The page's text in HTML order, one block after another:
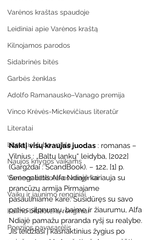
Varėnos kraštas spaudoje
Leidiniai apie Varėnos kraštą
Kilnojamos parodos
Sidabrinės bitės
Garbės ženklas
Adolfo Ramanausko–Vanago premija
Vinco Krėvės-Mickevičiaus literatūr
Literatai
Literatų klubo veikla
Naujos knygos vaikams
Varėnos bibliotekos renginiai
Vaikų ir jaunimo renginiai
Kaimo bibliotekų renginiai
Poezijos pavasarėlis
Naktį visų kraujas juodas : romanas –
Vilnius : „Baltų lankų“ leidyba, [2022]
(Gargždai : ScandBook). – 122, [1] p.
Senegalietis Alfa Ndiajė kariauja su
prancūzų armija Pirmajame
pasauliniame kare. Susidūręs su savo
paties silpnumu, baime ir žiaurumu, Alfa
Ndiajė pamažu praranda ryšį su realybe.
Jis leidžiasi į kasnaktinius žygius po